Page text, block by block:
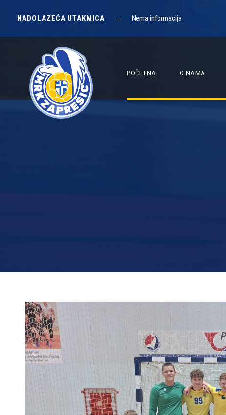
NADOLAZEĆA UTAKMICA Nema informacija
POČETNA O NAMA